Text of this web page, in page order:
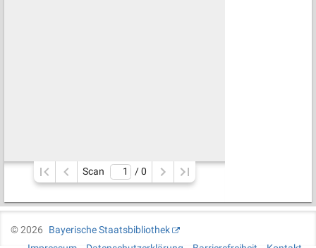
Scan / 0
©2026
Bayerische Staatsbibliothek